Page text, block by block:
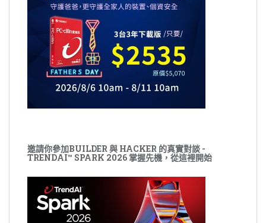
邀請你參加BUILDER 與 HACKER 的真實對談 -
TRENDAI™ SPARK 2026 掌握先機，從這裡開始